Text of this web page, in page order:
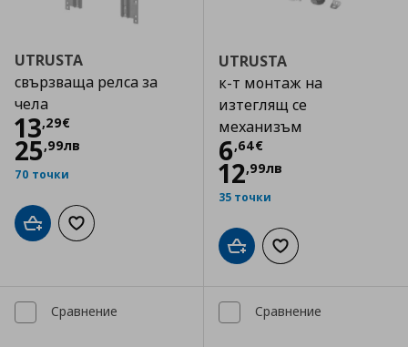
UTRUSTA
свързваща релса за
чела
13,29€
Цена
25,99лв
70 точки
Добави в кошницата
Добави към списъка с любими
UTRUSTA
к-т монтаж на
изтеглящ се
механизъм
6,64€
Цена
12,99лв
35 точки
Добави в кошницата
Добави към
Сравнение Сравнение